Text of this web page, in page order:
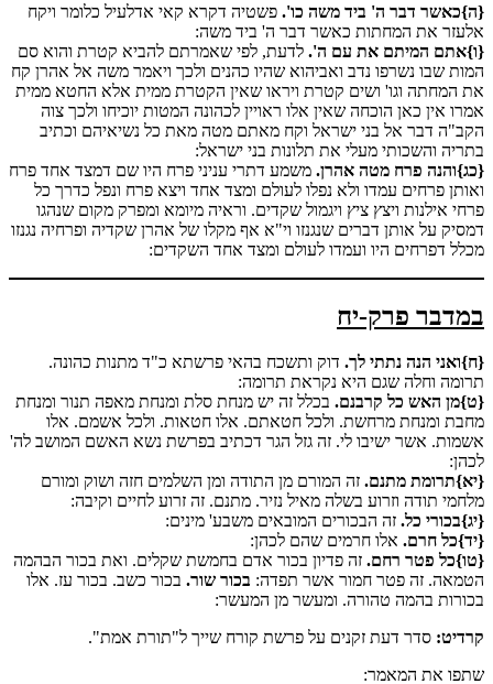
{ה}כאשר דבר ה' ביד משה כו'. פשטיה דקרא קאי אדלעיל כלומר ויקח
אלעזר את המחתות כאשר דבר ה' ביד משה:
{ו}אתם המיתם את עם ה'. לדעת, לפי שאמרתם להביא קטרת והוא סם
המות שבו נשרפו נדב ואביהוא שהיו כהנים ולכך ויאמר משה אל אהרן קח
את המחתה וגו' ושים קטרת ויראו שאין הקטרת ממית אלא החטא ממית
אמרו אין כאן הוכחה שאין אלו ראויין לכהונה המטות יוכיחו ולכך צוה
הקב"ה דבר אל בני ישראל וקח מאתם מטה מאת כל נשיאיהם וכתיב
בתריה והשכותי מעלי את תלונות בני ישראל:
{כג}והנה פרח מטה אהרן. משמע דתרי עניני פרח היו שם דמצד אחד פרח
ואותן פרחים עמדו ולא נפלו לעולם ומצד אחד ויצא פרח ונפל כדרך כל
פרחי אילנות ויצץ ציץ ויגמול שקדים. וראיה מיומא ומפרק מקום שנהגו
דמסיק על אותן דברים שנגנזו וי"א אף מקלו של אהרן שקדיה ופרחיה נגנזו
מכלל דפרחים היו ועמדו לעולם ומצד אחד השקדים:
במדבר פרק-יח
{ח}ואני הנה נתתי לך. דוק ותשכח בהאי פרשתא כ"ד מתנות כהונה.
תרומה וחלה שגם היא נקראת תרומה:
{ט}מן האש כל קרבנם. בכלל זה יש מנחת סלת ומנחת מאפה תנור ומנחת
מחבת ומנחת מרחשת. ולכל חטאתם. אלו חטאות. ולכל אשמם. אלו
אשמות. אשר ישיבו לי. זה גזל הגר דכתיב בפרשת נשא האשם המושב לה'
לכהן:
{יא}תרומת מתנם. זה המורם מן התודה ומן השלמים חזה ושוק ומורם
מלחמי תודה וזרוע בשלה מאיל נזיר. מתנם. זה זרוע לחיים וקיבה:
{יג}בכורי כל. זה הבכורים המובאים משבע' מינים:
{יד}כל חרם. אלו חרמים שהם לכהן:
{טו}כל פטר רחם. זה פדיון בכור אדם בחמשת שקלים. ואת בכור הבהמה
הטמאה. זה פטר חמור אשר תפדה: בכור שור. בכור כשב. בכור עז. אלו
בכורות בהמה טהורה. ומעשר מן המעשר:
קרדיט: סדר דעת זקנים על פרשת קורח שייך ל"תורת אמת".
שתפו את המאמר: